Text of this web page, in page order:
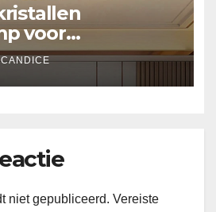
voor
CANDICE
niet gepubliceerd. Vereiste